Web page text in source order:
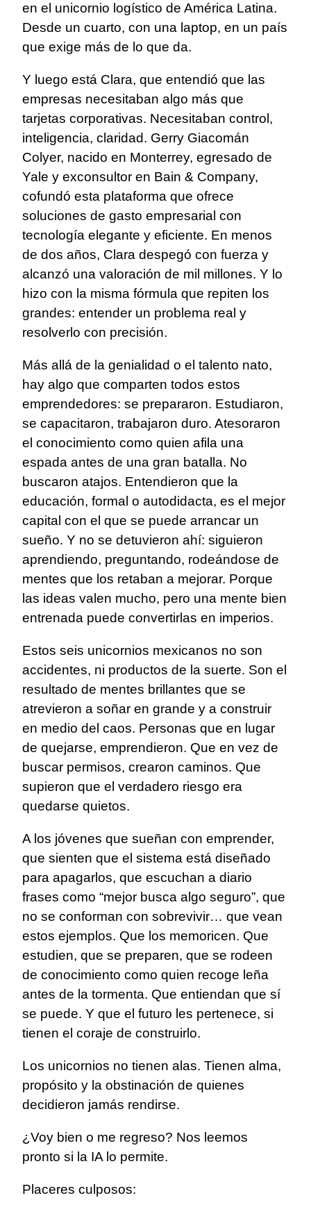
en el unicornio logístico de América Latina.
Desde un cuarto, con una laptop, en un país
que exige más de lo que da.
Y luego está Clara, que entendió que las
empresas necesitaban algo más que
tarjetas corporativas. Necesitaban control,
inteligencia, claridad. Gerry Giacomán
Colyer, nacido en Monterrey, egresado de
Yale y exconsultor en Bain & Company,
cofundó esta plataforma que ofrece
soluciones de gasto empresarial con
tecnología elegante y eficiente. En menos
de dos años, Clara despegó con fuerza y
alcanzó una valoración de mil millones. Y lo
hizo con la misma fórmula que repiten los
grandes: entender un problema real y
resolverlo con precisión.
Más allá de la genialidad o el talento nato,
hay algo que comparten todos estos
emprendedores: se prepararon. Estudiaron,
se capacitaron, trabajaron duro. Atesoraron
el conocimiento como quien afila una
espada antes de una gran batalla. No
buscaron atajos. Entendieron que la
educación, formal o autodidacta, es el mejor
capital con el que se puede arrancar un
sueño. Y no se detuvieron ahí: siguieron
aprendiendo, preguntando, rodeándose de
mentes que los retaban a mejorar. Porque
las ideas valen mucho, pero una mente bien
entrenada puede convertirlas en imperios.
Estos seis unicornios mexicanos no son
accidentes, ni productos de la suerte. Son el
resultado de mentes brillantes que se
atrevieron a soñar en grande y a construir
en medio del caos. Personas que en lugar
de quejarse, emprendieron. Que en vez de
buscar permisos, crearon caminos. Que
supieron que el verdadero riesgo era
quedarse quietos.
A los jóvenes que sueñan con emprender,
que sienten que el sistema está diseñado
para apagarlos, que escuchan a diario
frases como “mejor busca algo seguro”, que
no se conforman con sobrevivir… que vean
estos ejemplos. Que los memoricen. Que
estudien, que se preparen, que se rodeen
de conocimiento como quien recoge leña
antes de la tormenta. Que entiendan que sí
se puede. Y que el futuro les pertenece, si
tienen el coraje de construirlo.
Los unicornios no tienen alas. Tienen alma,
propósito y la obstinación de quienes
decidieron jamás rendirse.
¿Voy bien o me regreso? Nos leemos
pronto si la IA lo permite.
Placeres culposos: